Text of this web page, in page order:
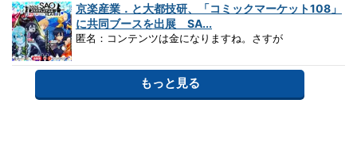
京楽産業．と大都技研、「コミックマーケット108」
に共同ブースを出展 SA...
匿名：コンテンツは金になりますね。さすが
もっと見る